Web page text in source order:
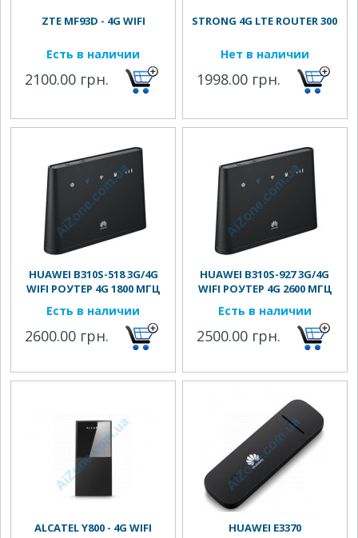
ZTE MF93D - 4G WIFI
Есть в наличии
2100.00 грн.
STRONG 4G LTE ROUTER 300
Нет в наличии
1998.00 грн.
HUAWEI B310S-518 3G/4G
WIFI РОУТЕР 4G 1800 МГЦ
Есть в наличии
2600.00 грн.
HUAWEI B310S-927 3G/4G
WIFI РОУТЕР 4G 2600 МГЦ
Есть в наличии
2500.00 грн.
ALCATEL Y800 - 4G WIFI HUAWEI E3370